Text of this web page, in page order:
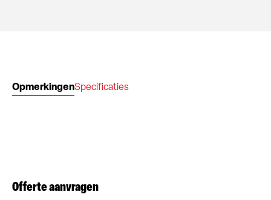
OpmerkingenSpecificaties
Offerte aanvragen